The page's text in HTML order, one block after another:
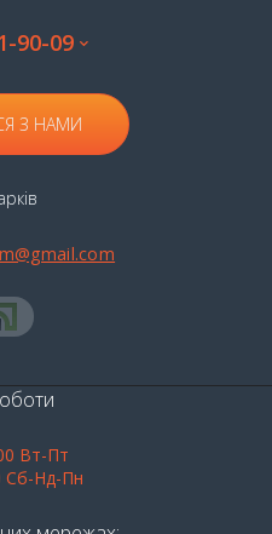
90-09
З НАМИ
Вт-Пт
Сб-Нд-Пн